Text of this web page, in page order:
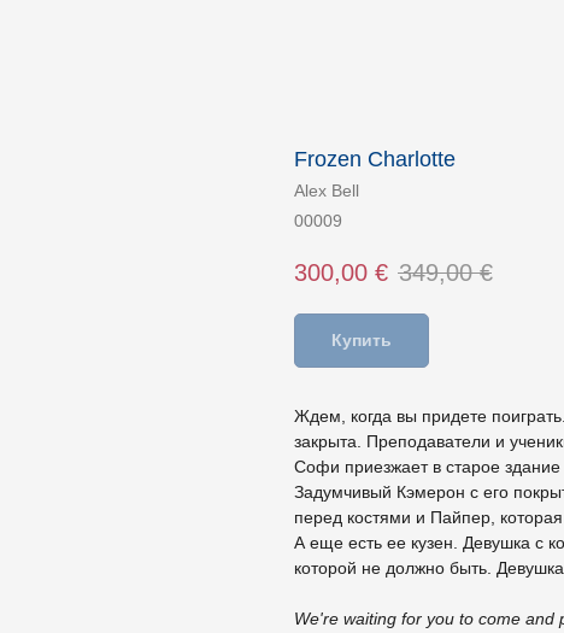
Frozen Charlotte
Alex Bell
00009
300,00 € 349,00 €
Купить
Ждем, когда вы придете
закрыта. Преподаватели и
Софи приезжает в старое
Задумчивый Кэмерон с его
перед костями и Пайпер,
А еще есть ее кузен. Девушка с
которой не должно быть.
We're waiting for you to come and